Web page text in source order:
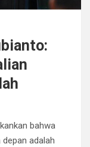
bahwa
adalah